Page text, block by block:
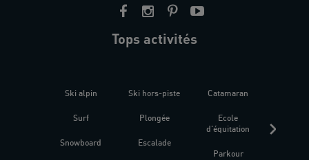
Tops activités
Ski alpin
Surf
Snowboard
Ski hors-piste
Plongée
Escalade
Catamaran
Ecole
d'équitation
Parkour